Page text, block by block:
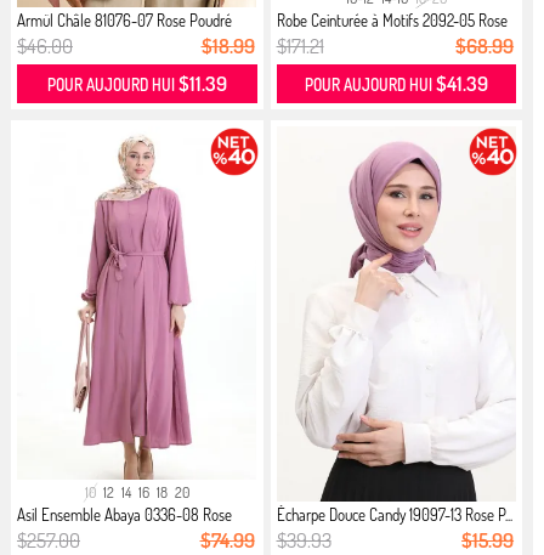
Armül Châle 81076-07 Rose Poudré
$46.00 $18.99
POUR AUJOURD HUI $11.39
Robe Ceinturée à Motifs 2092-05 Rose
$171.21 $68.99
POUR AUJOURD HUI $41.39
10 12 14 16 18 20
Asil Ensemble Abaya 0336-08 Rose
Po...
$257.00 $74.99
Écharpe Douce Candy 19097-13 Rose P...
$39.93 $15.99